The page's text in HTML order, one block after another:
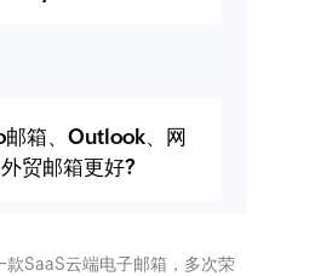
箱、Outlook、网
贸邮箱更好?
SaaS云端电子邮箱，多次荣